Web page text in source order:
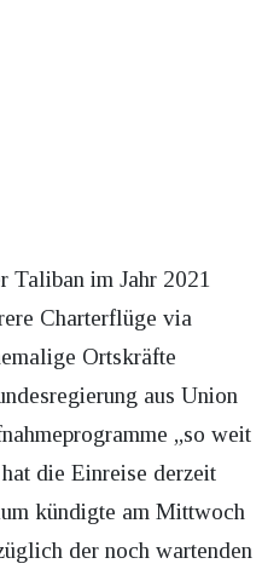
Taliban im Jahr 2021
Charterflüge via
Ortskräfte
aus Union
„so weit
die Einreise derzeit
kündigte am Mittwoch
der noch wartenden